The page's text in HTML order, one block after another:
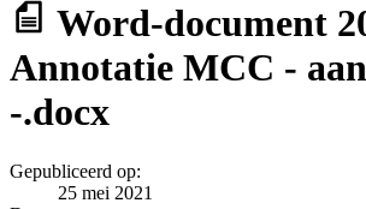
Word-document
Annotatie MCC -
-.docx
Gepubliceerd op:
25 mei 2021